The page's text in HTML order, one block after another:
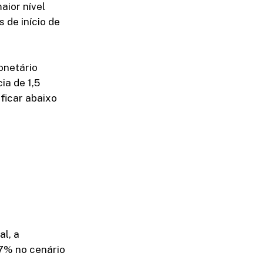
nível
de início de
de 1,5
abaixo
a
no cenário